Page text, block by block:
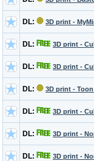
DL: 3D print -
DL: 3D print -
DL: 3D print -
DL: 3D print -
DL: 3D print -
DL: 3D print -
DL: 3D print -